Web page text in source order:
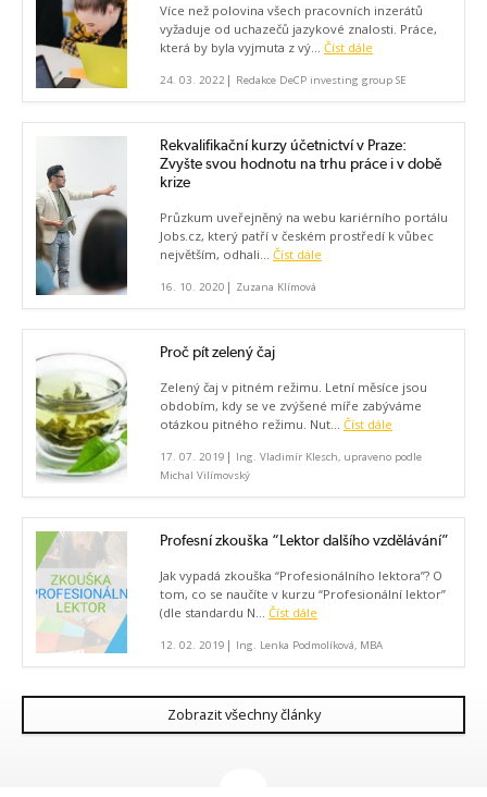
Více než polovina všech pracovních inzerátů
vyžaduje od uchazečů jazykové znalosti. Práce,
která by byla vyjmuta z vý... Číst dále
24. 03. 2022 | Redakce DeCP investing group SE
Rekvalifikační kurzy účetnictví v Praze:
Zvyšte svou hodnotu na trhu práce i v době
krize
Průzkum uveřejněný na webu kariérního portálu
Jobs.cz, který patří v českém prostředí k vůbec
největším, odhali... Číst dále
16. 10. 2020 | Zuzana Klímová
Proč pít zelený čaj
Zelený čaj v pitném režimu. Letní měsíce jsou
obdobím, kdy se ve zvýšené míře zabýváme
otázkou pitného režimu. Nut... Číst dále
17. 07. 2019 | Ing. Vladimír Klesch, upraveno podle
Michal Vilímovský
Profesní zkouška “Lektor dalšího vzdělávání”
Jak vypadá zkouška “Profesionálního lektora”? O
tom, co se naučíte v kurzu “Profesionální lektor”
(dle standardu N... Číst dále
12. 02. 2019 | Ing. Lenka Podmolíková, MBA
Zobrazit všechny články